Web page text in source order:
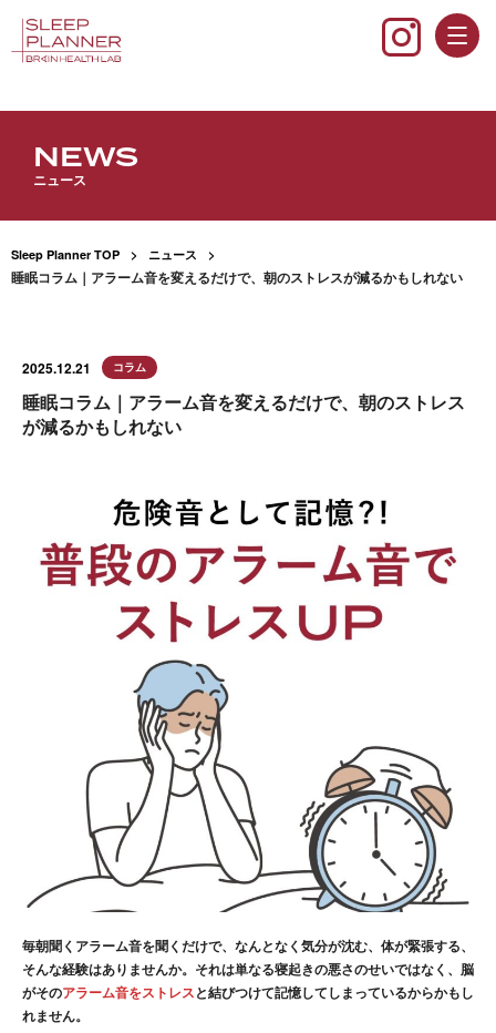
NEWS
ニュース
Sleep Planner TOP ニュース
睡眠コラム｜アラーム音を変えるだけで、朝のストレスが減るかもしれない
2025.12.21 コラム
睡眠コラム｜アラーム音を変えるだけで、朝のストレス
が減るかもしれない
毎朝聞くアラーム音を聞くだけで、なんとなく気分が沈む、体が緊張する、
そんな経験はありませんか。それは単なる寝起きの悪さのせいではなく、脳
がそのアラーム音をストレスと結びつけて記憶してしまっているからかもし
れません。